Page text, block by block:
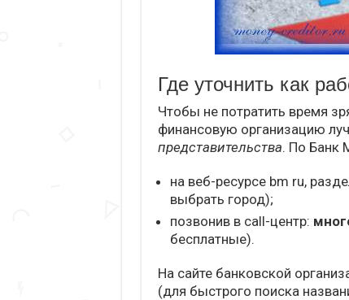
Где уточнить как
Чтобы не потратить время
финансовую организацию
представительства. По Банк
на веб-ресурсе bm ru,
выбрать город);
позвонив в call-центр:
бесплатные).
На сайте банковской
(для быстрого поиска